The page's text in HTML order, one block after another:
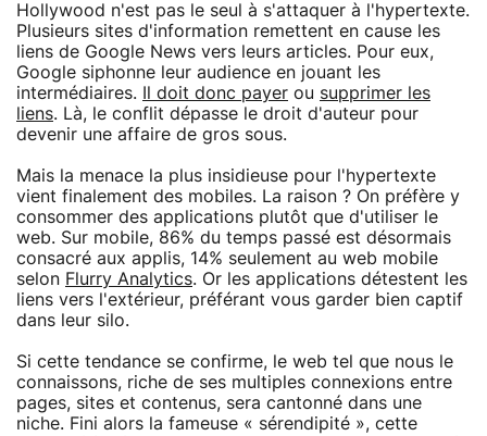
Hollywood n'est pas le seul à s'attaquer à l'hypertexte.
Plusieurs sites d'information remettent en cause les
liens de Google News vers leurs articles. Pour eux,
Google siphonne leur audience en jouant les
intermédiaires.
Il doit donc payer ou supprimer les
liens. Là, le conflit dépasse le droit d'auteur pour
devenir une affaire de gros sous.
Mais la menace la plus insidieuse pour l'hypertexte
vient finalement des mobiles. La raison ? On préfère y
consommer des applications plutôt que d'utiliser le
web. Sur mobile, 86% du temps passé est désormais
consacré aux applis, 14% seulement au web mobile
selon Flurry Analytics. Or les applications détestent les
liens vers l'extérieur, préférant vous garder bien captif
dans leur silo.
Si cette tendance se confirme, le web tel que nous le
connaissons, riche de ses multiples connexions entre
pages, sites et contenus, sera cantonné dans une
niche. Fini alors la fameuse « sérendipité », cette